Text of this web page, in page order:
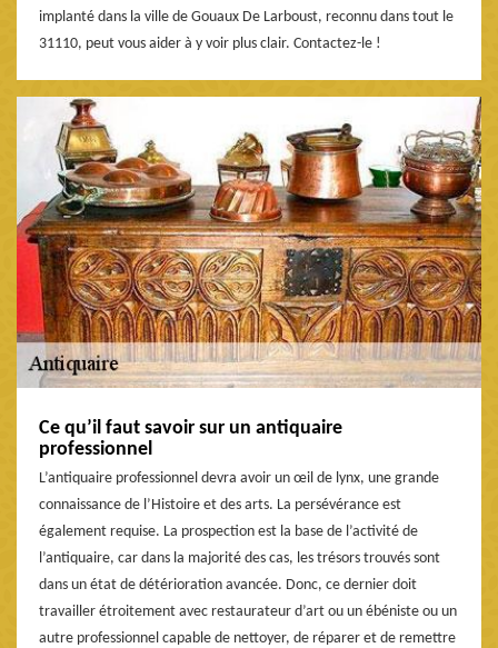
implanté dans la ville de Gouaux De Larboust, reconnu dans tout le
31110, peut vous aider à y voir plus clair. Contactez-le !
Ce qu’il faut savoir sur un antiquaire
professionnel
L’antiquaire professionnel devra avoir un œil de lynx, une grande
connaissance de l’Histoire et des arts. La persévérance est
également requise. La prospection est la base de l’activité de
l’antiquaire, car dans la majorité des cas, les trésors trouvés sont
dans un état de détérioration avancée. Donc, ce dernier doit
travailler étroitement avec restaurateur d’art ou un ébéniste ou un
autre professionnel capable de nettoyer, de réparer et de remettre